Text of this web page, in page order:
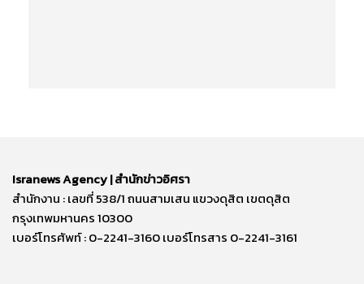
Isranews Agency | สำนักข่าวอิศรา
สำนักงาน : เลขที่ 538/1 ถนนสามเสน แขวงดุสิต เขตดุสิต
กรุงเทพมหานคร 10300
เบอร์โทรศัพท์ : 0-2241-3160 เบอร์โทรสาร 0-2241-3161